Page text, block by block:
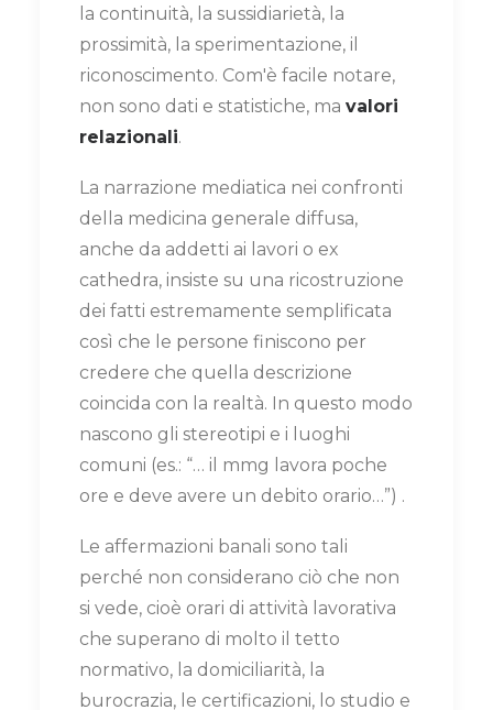
la continuità, la sussidiarietà, la
prossimità, la sperimentazione, il
riconoscimento. Com'è facile notare,
non sono dati e statistiche, ma valori
relazionali.
La narrazione mediatica nei confronti
della medicina generale diffusa,
anche da addetti ai lavori o ex
cathedra, insiste su una ricostruzione
dei fatti estremamente semplificata
così che le persone finiscono per
credere che quella descrizione
coincida con la realtà. In questo modo
nascono gli stereotipi e i luoghi
comuni (es.: “… il mmg lavora poche
ore e deve avere un debito orario…”) .
Le affermazioni banali sono tali
perché non considerano ciò che non
si vede, cioè orari di attività lavorativa
che superano di molto il tetto
normativo, la domiciliarità, la
burocrazia, le certificazioni, lo studio e